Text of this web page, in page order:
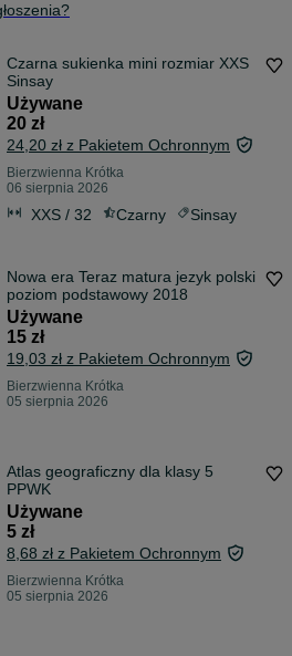
Czarna sukienka mini rozmiar XXS
Sinsay
Używane
20 zł
24,20 zł z Pakietem Ochronnym
Bierzwienna Krótka
06 sierpnia 2026
XXS / 32 Czarny Sinsay
Nowa era Teraz matura jezyk polski
poziom podstawowy 2018
Używane
15 zł
19,03 zł z Pakietem Ochronnym
Bierzwienna Krótka
05 sierpnia 2026
Atlas geograficzny dla klasy 5
PPWK
Używane
5 zł
8,68 zł z Pakietem Ochronnym
Bierzwienna Krótka
05 sierpnia 2026